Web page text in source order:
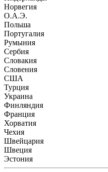
Норвегия
О.А.Э.
Польша
Португалия
Румыния
Сербия
Словакия
Словения
США
Турция
Украина
Финляндия
Франция
Хорватия
Чехия
Швейцария
Швеция
Эстония